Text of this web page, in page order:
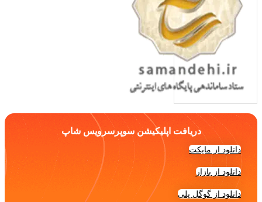
دریافت اپلیکیشن سوپرسرویس شاپ
دانلود از مایکت
دانلود از بازار
دانلود از گوگل پلی